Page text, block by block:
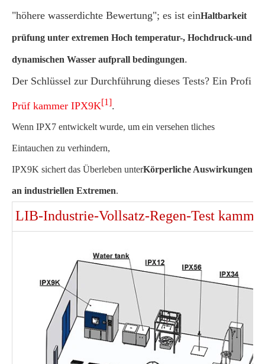
"höhere wasserdichte Bewertung"; es ist einHaltbarkeit
prüfung unter extremen Hoch temperatur-, Hochdruck-und
dynamischen Wasser aufprall bedingungen.
Der Schlüssel zur Durchführung dieses Tests? Ein Profi
Prüf kammer IPX9K[1].
Wenn IPX7 entwickelt wurde, um ein versehen tliches
Eintauchen zu verhindern,
IPX9K sichert das Überleben unterKörperliche Auswirkungen
an industriellen Extremen.
LIB-Industrie-Vollsatz-Regen-Test